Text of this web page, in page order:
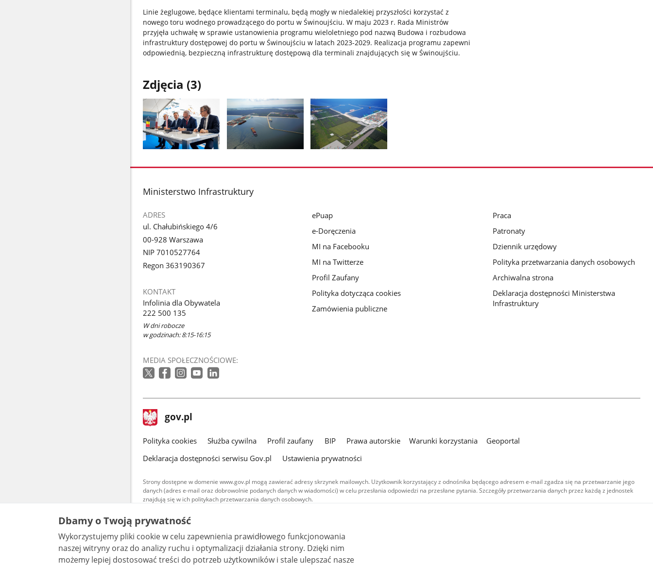
Linie żeglugowe, będące klientami terminalu, będą mogły w niedalekiej przyszłości korzystać z
nowego toru wodnego prowadzącego do portu w Świnoujściu. W maju 2023 r. Rada Ministrów
przyjęła uchwałę w sprawie ustanowienia programu wieloletniego pod nazwą Budowa i rozbudowa
infrastruktury dostępowej do portu w Świnoujściu w latach 2023-2029. Realizacja programu zapewni
odpowiednią, bezpieczną infrastrukturę dostępową dla terminali znajdujących się w Świnoujściu.
Zdjęcia (3)
galerii.
galerii.
stopka
Ministerstwo Infrastruktury
ADRES
ul. Chałubińskiego 4/6
00-928 Warszawa
NIP 7010527764
Regon 363190367
KONTAKT
Infolinia dla Obywatela
222 500 135
W dni robocze
w godzinach: 8:15-16:15
MEDIA SPOŁECZNOŚCIOWE:
ePuap
e-Doręczenia
MI na Facebooku
MI na Twitterze
Profil Zaufany
Polityka dotycząca cookies
Zamówienia publiczne
Praca
Patronaty
Dziennik urzędowy
Polityka przetwarzania danych osobowych
Archiwalna strona
Deklaracja dostępności Ministerstwa
Infrastruktury
stopka
gov.pl Strona
gov.pl
gov.pl
Polityka cookies Służba cywilna Profil zaufany BIP Prawa autorskie Warunki korzystania
Geoportal
Deklaracja dostępności serwisu Gov.pl
Ustawienia prywatności
Strony dostępne w domenie www.gov.pl mogą zawierać adresy skrzynek mailowych. Użytkownik korzystający z odnośnika będącego adresem e-mail zgadza się na przetwarzanie jego
danych (adres e-mail oraz dobrowolnie podanych danych w wiadomości) w celu przesłania odpowiedzi na przesłane pytania. Szczegóły przetwarzania danych przez każdą z jednostek
znajdują się w ich politykach przetwarzania danych osobowych.
Treści tekstowe publikowane w serwisie (z wyłączeniem treści audiowizualnych), są
udostępniane na licencji typu Creative Commons: uznanie autorstwa - na tych samych
warunkach 4.0 (CC BY-SA 4.0). Materiały audiowizualne, w tym zdjęcia, materiały audio i wideo,
są udostępniane na licencji typu Creative Commons: uznanie autorstwa użycie niekomercyjne -
bez utworów zależnych 4.0 (CC BY-NC-ND 4.0), o ile nie jest to stwierdzone inaczej.
Dbamy o Twoją prywatność
Wykorzystujemy pliki cookie w celu zapewnienia prawidłowego funkcjonowania
naszej witryny oraz do analizy ruchu i optymalizacji działania strony. Dzięki nim
możemy lepiej dostosować treści do potrzeb użytkowników i stale ulepszać nasze